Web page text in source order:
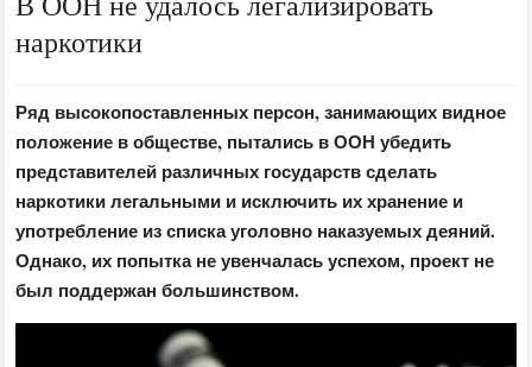
наркотики
Ряд высокопоставленных персон, занимающих видное
положение в обществе, пытались в ООН убедить
представителей различных государств сделать
наркотики легальными и исключить их хранение и
употребление из списка уголовно наказуемых деяний.
Однако, их попытка не увенчалась успехом, проект не
был поддержан большинством.